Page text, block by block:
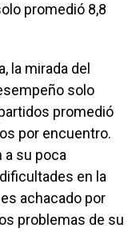
promedió 8,8
la mirada del
solo
promedió
por encuentro.
a su poca
en la
achacado por
problemas de su